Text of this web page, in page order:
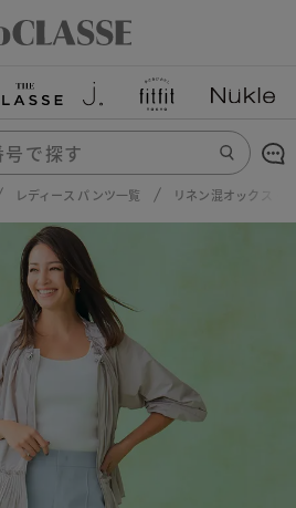
レディース パンツ一覧 リネン混オックス・